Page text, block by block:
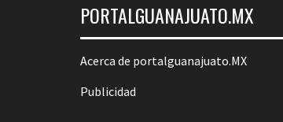
PORTALGUANAJUATO.MX
Acerca de portalguanajuato.MX
Publicidad